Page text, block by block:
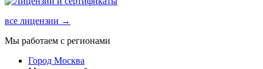
все лицензии →
Мы работаем с регионами
Город Москва